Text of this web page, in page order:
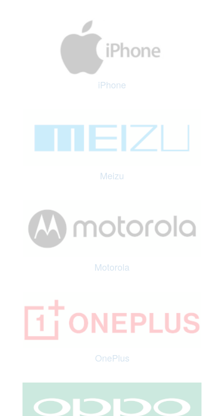
iPhone
Meizu
Motorola
OnePlus